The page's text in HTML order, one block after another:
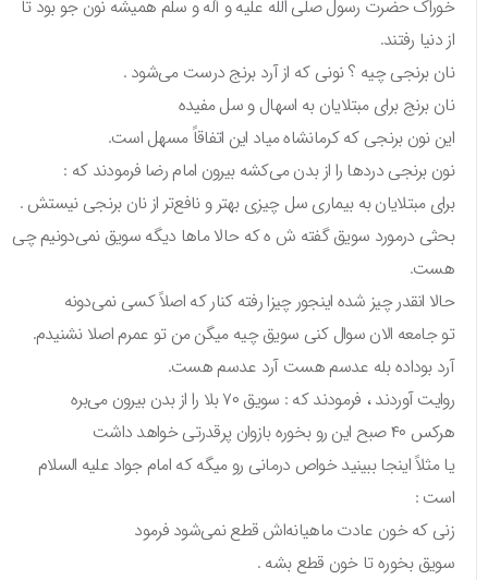
خوراک حضرت رسول صلی الله علیه و آله و سلم همیشه نون جو بود تا
از دنیا رفتند.
نان برنجی چیه ؟ نونی که از آرد برنج درست می‌شود .
نان برنج برای مبتلایان به اسهال و سل مفیده
این نون برنجی که کرمانشاه میاد این اتفاقاً مسهل است.
نون برنجی دردها را از بدن می‌کشه بیرون امام رضا فرمودند که :
برای مبتلایان به بیماری سل چیزی بهتر و نافع‌تر از نان برنجی نیستش .
بحثی درمورد سویق گفته ش ه که حالا ماها دیگه سویق نمی‌دونیم چی
هست.
حالا انقدر چیز شده اینجور چیزا رفته کنار که اصلاً کسی نمی‌دونه
تو جامعه الان سوال کنی سویق چیه میگن من تو عمرم اصلا نشنیدم.
آرد بوداده بله عدسم هست آرد عدسم هست.
روایت آوردند ، فرمودند که : سویق ۷۰ بلا را از بدن بیرون می‌بره
هرکس ۴۰ صبح این رو بخوره بازوان پرقدرتی خواهد داشت
یا مثلاً اینجا ببینید خواص درمانی رو میگه که امام جواد علیه السلام
است :
زنی که خون عادت ماهیانه‌اش قطع نمی‌شود فرمود
سویق بخوره تا خون قطع بشه .